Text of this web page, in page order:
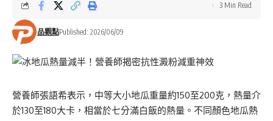
品觀點Published: 2026/06/09
3 Min Read
營養師張語希表示，中等大小地瓜重量約150至200克，熱量介
於130至180大卡，相當於七分滿白飯的熱量。不同顏色地瓜熱